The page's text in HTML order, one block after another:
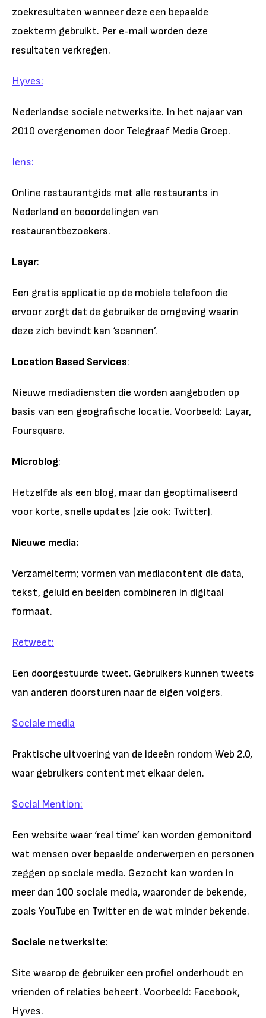
zoekresultaten wanneer deze een bepaalde
zoekterm gebruikt. Per e-mail worden deze
resultaten verkregen.
Hyves:
Nederlandse sociale netwerksite. In het najaar van
2010 overgenomen door Telegraaf Media Groep.
Iens:
Online restaurantgids met alle restaurants in
Nederland en beoordelingen van
restaurantbezoekers.
Layar:
Een gratis applicatie op de mobiele telefoon die
ervoor zorgt dat de gebruiker de omgeving waarin
deze zich bevindt kan ‘scannen’.
Location Based Services:
Nieuwe mediadiensten die worden aangeboden op
basis van een geografische locatie. Voorbeeld: Layar,
Foursquare.
Microblog:
Hetzelfde als een blog, maar dan geoptimaliseerd
voor korte, snelle updates (zie ook: Twitter).
Nieuwe media:
Verzamelterm; vormen van mediacontent die data,
tekst, geluid en beelden combineren in digitaal
formaat.
Retweet:
Een doorgestuurde tweet. Gebruikers kunnen tweets
van anderen doorsturen naar de eigen volgers.
Sociale media
Praktische uitvoering van de ideeën rondom Web 2.0,
waar gebruikers content met elkaar delen.
Social Mention:
Een website waar ‘real time’ kan worden gemonitord
wat mensen over bepaalde onderwerpen en personen
zeggen op sociale media. Gezocht kan worden in
meer dan 100 sociale media, waaronder de bekende,
zoals YouTube en Twitter en de wat minder bekende.
Sociale netwerksite:
Site waarop de gebruiker een profiel onderhoudt en
vrienden of relaties beheert. Voorbeeld: Facebook,
Hyves.